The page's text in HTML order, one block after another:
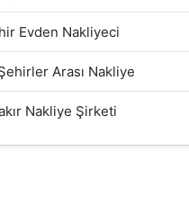
Evden Nakliyeci
Arası Nakliye
Nakliye Şirketi